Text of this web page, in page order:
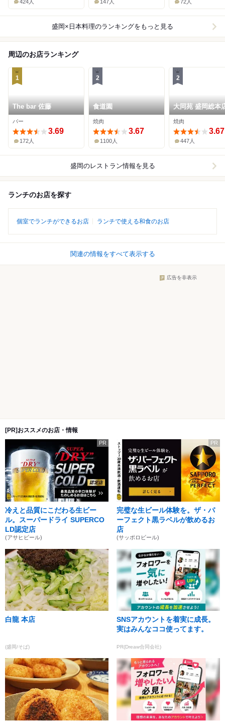
424人 147人 72人
盛岡×日本料理のランキングをもっと見る
周辺のお店ランキング
1
The bar 佐藤
バー
3.69
172人
2
食道園
焼肉
3.67
1100人
2
大同苑 盛岡総本
焼肉
3.67
447人
盛岡のレストラン情報を見る
ランチのお店を探す
個室でランチができるお店 ランチで使える和食のお店
関連の情報をすべて表示する
広告を非表示
[PR]おススメのお店・情報
PR
冷えと品質にこだわる生ビー
ル。スーパードライ SUPERCO
LD認定店
(アサヒビール)
PR
完璧な生ビール体験を。ザ・パ
ーフェクト黒ラベルが飲めるお
店
(サッポロビール)
白龍 本店
(盛岡/そば)
SNSアカウントを着実に成長。
実はみんなココ使ってます。
PR(Dreaw合同会社)